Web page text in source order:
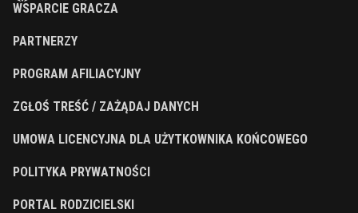
WSPARCIE GRACZA
PARTNERZY
PROGRAM AFILIACYJNY
ZGŁOŚ TREŚĆ / ZAŻĄDAJ DANYCH
UMOWA LICENCYJNA DLA UŻYTKOWNIKA KOŃCOWEGO
POLITYKA PRYWATNOŚCI
PORTAL RODZICIELSKI